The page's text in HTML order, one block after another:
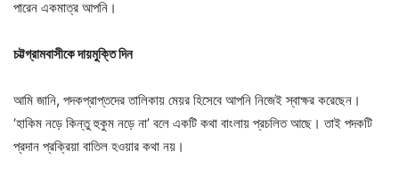
পারেন একমাত্র আপনি।
চট্টগ্রামবাসীকে দায়মুক্তি দিন
আমি জানি, পদকপ্রাপ্তদের তালিকায় মেয়র হিসেবে আপনি নিজেই স্বাক্ষর করেছেন।
‘হাকিম নড়ে কিন্তু হুকুম নড়ে না’ বলে একটি কথা বাংলায় প্রচলিত আছে। তাই পদকটি
প্রদান প্রক্রিয়া বাতিল হওয়ার কথা নয়।